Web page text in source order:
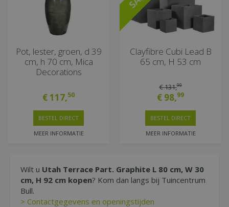
Pot, lester, groen, d 39
cm, h 70 cm, Mica
Decorations
€117,50
MEER INFORMATIE
BESTEL DIRECT
Clayfibre Cubi Lead B
65 cm, H 53 cm
€131,99
€ 98,99
MEER INFORMATIE
BESTEL DIRECT
Wilt u Utah Terrace Part. Graphite L 80 cm, W 30
cm, H 92 cm kopen? Kom dan langs bij Tuincentrum
Bull.
> Contactgegevens en openingstijden